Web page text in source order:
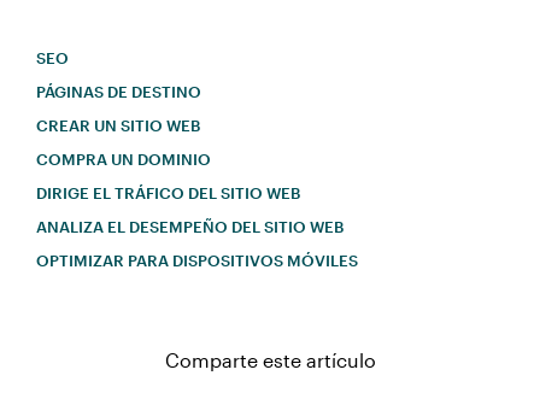
SEO
PÁGINAS DE DESTINO
CREAR UN SITIO WEB
COMPRA UN DOMINIO
DIRIGE EL TRÁFICO DEL SITIO WEB
ANALIZA EL DESEMPEÑO DEL SITIO WEB
OPTIMIZAR PARA DISPOSITIVOS MÓVILES
Comparte este artículo